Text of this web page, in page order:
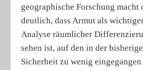
geographische Forschung macht
deutlich, dass Armut als
Analyse räumlicher
sehen ist, auf den in der
Sicherheit zu wenig